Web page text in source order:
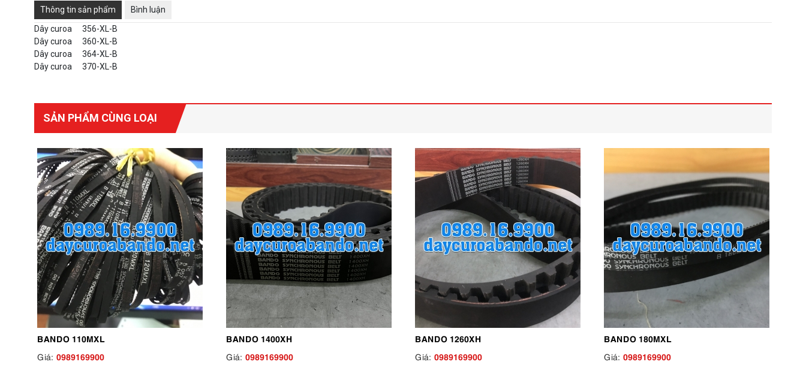
Thông tin sản phẩm
Bình luận
Dây curoa
356-XL-B
Dây curoa
360-XL-B
Dây curoa
364-XL-B
Dây curoa
370-XL-B
SẢN PHẨM CÙNG LOẠI
BANDO 110MXL
Giá: 0989169900
BANDO 1400XH
Giá: 0989169900
BANDO 1260XH
Giá: 0989169900
BANDO 180MXL
Giá: 0989169900